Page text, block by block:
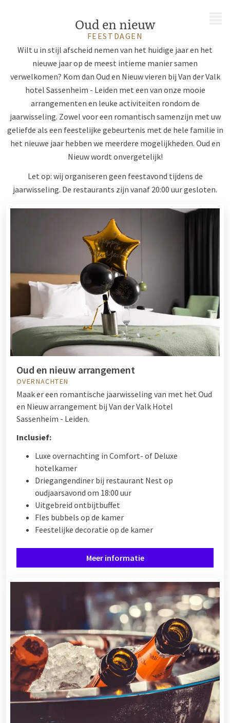
Oud en nieuw
FEESTDAGEN
Wilt u in stijl afscheid nemen van het huidige jaar en het
nieuwe jaar op de meest intieme manier samen
verwelkomen? Kom dan Oud en Nieuw vieren bij Van der Valk
hotel Sassenheim - Leiden met een van onze mooie
arrangementen en leuke activiteiten rondom de
jaarwisseling. Zowel voor een romantisch samenzijn met uw
geliefde als een feestelijke gebeurtenis met de hele familie in
het nieuwe jaar hebben we meerdere mogelijkheden. Oud en
Nieuw wordt onvergetelijk!
Let op: wij organiseren geen feestavond tijdens de
jaarwisseling. De restaurants zijn vanaf 20:00 uur gesloten.
Oud en nieuw arrangement
OVERNACHTEN
Maak er een romantische jaarwisseling van met het Oud
en Nieuw arrangement bij Van der Valk Hotel
Sassenheim - Leiden.
Inclusief:
Luxe overnachting in Comfort- of Deluxe
hotelkamer
Driegangendiner bij restaurant Nest op
oudjaarsavond om 18:00 uur
Uitgebreid ontbijtbuffet
Fles bubbels op de kamer
Feestelijke decoratie op de kamer
Meer informatie